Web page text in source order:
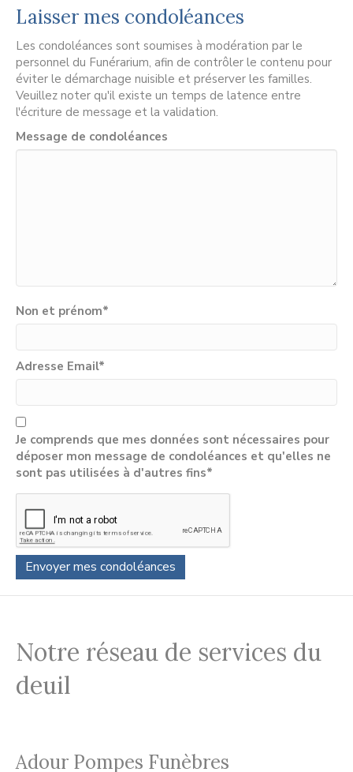
Laisser mes condoléances
Les condoléances sont soumises à modération par le
personnel du Funérarium, afin de contrôler le contenu pour
éviter le démarchage nuisible et préserver les familles.
Veuillez noter qu'il existe un temps de latence entre
l'écriture de message et la validation.
Message de condoléances
Non et prénom*
Adresse Email*
Je comprends que mes données sont nécessaires pour
déposer mon message de condoléances et qu'elles ne
sont pas utilisées à d'autres fins*
Notre réseau de services du
deuil
Adour Pompes Funèbres